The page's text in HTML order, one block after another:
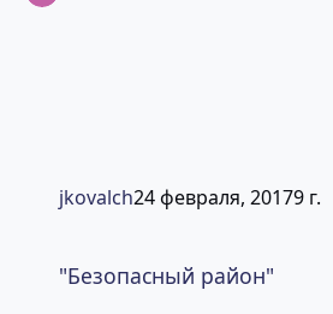
jkovalch24 февраля, 20179 г.
"Безопасный район"